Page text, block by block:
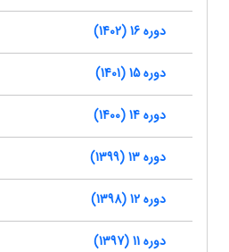
دوره 16 (1402)
دوره 15 (1401)
دوره 14 (1400)
دوره 13 (1399)
دوره 12 (1398)
دوره 11 (1397)